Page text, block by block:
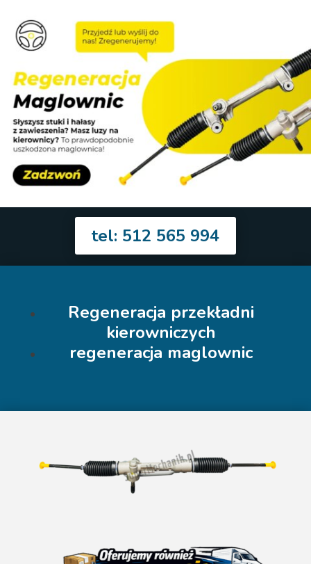
tel: 512 565 994
Regeneracja przekładni
kierowniczych
regeneracja maglownic